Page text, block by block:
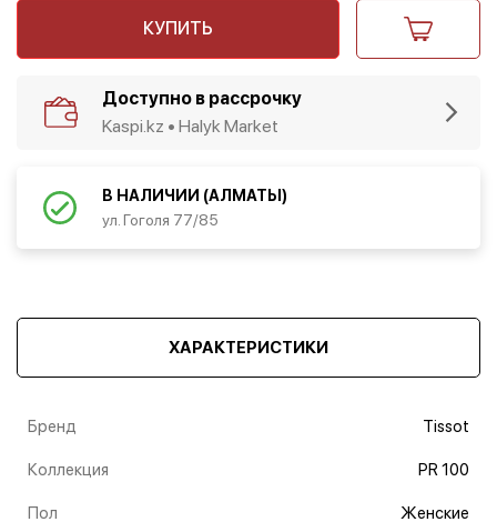
КУПИТЬ
Доступно в рассрочку
Kaspi.kz • Halyk Market
В НАЛИЧИИ (АЛМАТЫ)
ул. Гоголя 77/85
ХАРАКТЕРИСТИКИ
Бренд Tissot
Коллекция PR 100
Пол Женские